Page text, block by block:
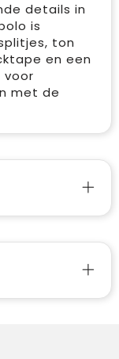
details in
is
ton
en een
voor
met de